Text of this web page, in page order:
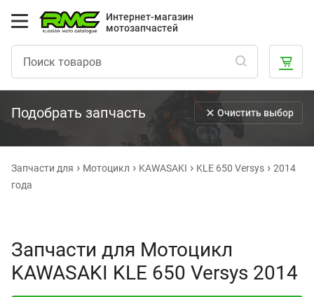
Интернет-магазин
мотозапчастей
Подобрать запчасть Очистить выбор
Запчасти для Мотоцикл KAWASAKI KLE 650 Versys
2014
года
Запчасти для Мотоцикл
KAWASAKI KLE 650 Versys 2014